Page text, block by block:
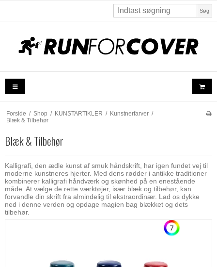
Søg
Forside / Shop / KUNSTARTIKLER / Kunstnerfarver /
Blæk & Tilbehør
Blæk & Tilbehør
Kalligrafi, den ædle kunst af smuk håndskrift, har igen fundet vej til
moderne kunstneres hjerter. Med dens rødder i antikke traditioner
kombinerer kalligrafi håndværk og skønhed på en enestående
måde. At vælge de rette værktøjer, især blæk og tilbehør, kan
forvandle din skrift fra almindelig til ekstraordinær. Lad os dykke
ned i denne verden og opdage magien bag blækket og dets
tilbehør.